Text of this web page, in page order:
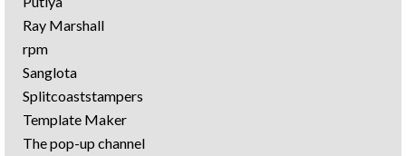
Ray Marshall
rpm
Sanglota
Splitcoaststampers
Template Maker
The pop-up channel